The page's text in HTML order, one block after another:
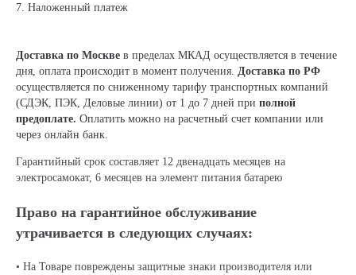
7. Наложенный платеж
Доставка по Москве в пределах МКАД осуществляется в течение
дня, оплата происходит в момент получения. Доставка по РФ
осуществляется по сниженному тарифу транспортных компаний
(СДЭК, ПЭК, Деловые линии) от 1 до 7 дней при полной
предоплате. Оплатить можно на расчетный счет компании или
через онлайн банк.
Гарантийный срок составляет 12 двенадцать месяцев на
электросамокат, 6 месяцев на элемент питания батарею
Право на гарантийное обслуживание
утрачивается в следующих случаях:
• На Товаре повреждены защитные знаки производителя или